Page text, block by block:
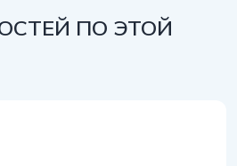
ПО ЭТОЙ